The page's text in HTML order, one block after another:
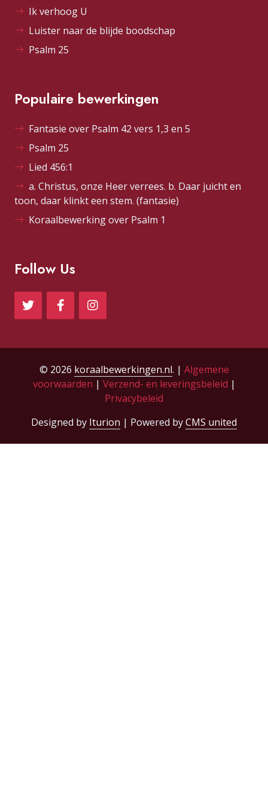
Ik verhoog U
Luister naar de blijde boodschap
Psalm 25
Populaire bewerkingen
Fantasie over Psalm 42 vers 1,3 en 5
Psalm 25
Lied 456:1
a. Christus, onze Heer verrees. b. Daar juicht en
toon, daar klinkt een stem. (fantasie)
Koraalbewerking over Psalm 1
Follow Us
© 2026 koraalbewerkingen.nl. | Algemene
voorwaarden | Verzend- en leveringsbeleid |
Privacybeleid
Designed by Iturion | Powered byCMS united